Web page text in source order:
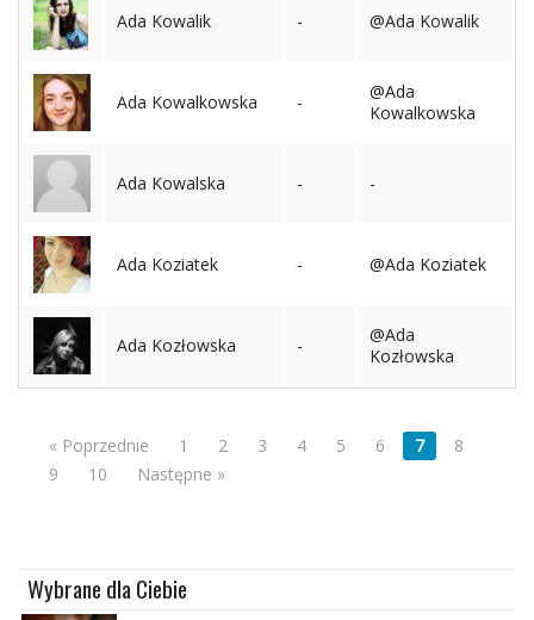
Ada Kowalik - @Ada Kowalik
Ada Kowalkowska -
@Ada
Kowalkowska
Ada Kowalska - -
Ada Koziatek - @Ada Koziatek
Ada Kozłowska -
@Ada
Kozłowska
« Poprzednie 1 2 3 4 5 6 7
8
9
10 Następne »
Wybrane dla Ciebie